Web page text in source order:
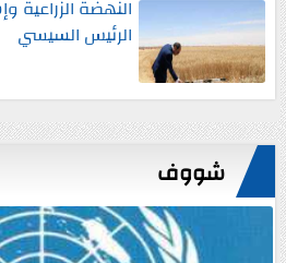
النهضة
الرئيس السيسي
شووف